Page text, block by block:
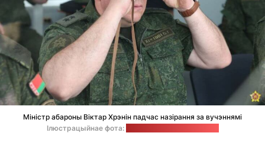
Міністр абароны Віктар Хрэнін падчас назірання за вучэннямі
Ілюстрацыйнае фота: